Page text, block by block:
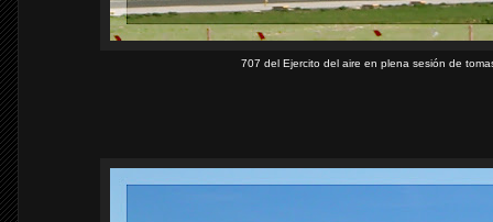
707 del Ejercito del aire en plena sesión de